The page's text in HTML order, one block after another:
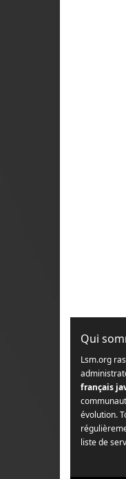
Qui
Lsm.org
français
évolution.
liste de